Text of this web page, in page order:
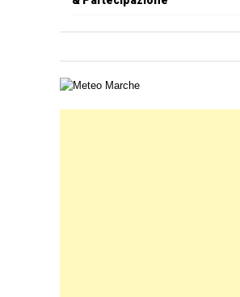
Carta meteorologica delle Marche